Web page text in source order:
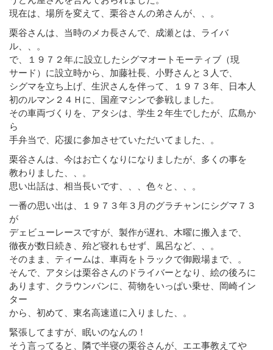
現在は、場所を変えて、栗谷さんの弟さんが、、。
栗谷さんは、当時のメカ長さんで、成瀬とは、ライバ
ル、、。
で、１９７２年,に設立したシグマオートモーティブ（現
サード）に設立時から、加藤社長、小野さんと３人で、
シグマを立ち上げ、生沢さんを伴って、１９７３年、日本人
初のルマン２４Ｈに、国産マシンで参戦しました。
その車両づくりを、アタシは、学生２年生でしたが、広島か
ら
手弁当で、応援に参加させていただいてました、。
栗谷さんは、今はお亡くなりになりましたが、多くの事を
教わりました、、。
思い出話は、相当長いです、、、色々と、、。
一番の思い出は、１９７３年３月のグラチャンにシグマ７３
が
デェビューレースですが、製作が遅れ、木曜に搬入まで、
徹夜が数日続き、殆ど寝れもせず、風呂など、、。
そのまま、ティームは、車両をトラックで御殿場まで、。
そんで、アタシは栗谷さんのドライバーとなり、絵の後ろに
あります、クラウンバンに、荷物をいっぱい乗せ、岡崎イン
ター
から、初めて、東名高速道に入りました、。
緊張してますが、眠いのなんの！
そう言ってると、隣で半寝の栗谷さんが、エエ事教えてや